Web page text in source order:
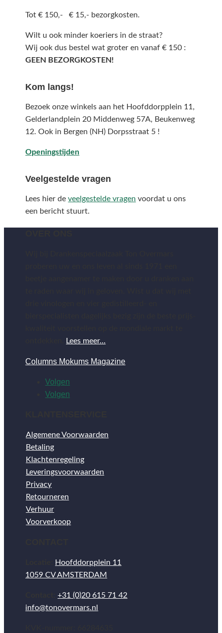
Tot € 150,- € 15,- bezorgkosten.
Wilt u ook minder koeriers in de straat?
Wij ook dus bestel wat groter en vanaf € 150 :
GEEN BEZORGKOSTEN!
Kom langs!
Bezoek onze winkels aan het Hoofddorpplein 11,
Gelderlandplein 20 Middenweg 57A, Beukenweg
12.Ook in Bergen (NH) Dorpsstraat 5 !
Openingstijden
Veelgestelde vragen
Lees hier deveelgestelde vragen voordat u ons
een bericht stuurt.
Lees meer…
Columns Mokums Magazine
Volgen
Volgen
Algemene Voorwaarden
Betaling
Klachtenregeling
Leveringsvoorwaarden
Privacy
Retourneren
Verhuur
Voorverkoop
Hoofddorpplein 11
1059 CV AMSTERDAM
+31 (0)20 615 71 42
info@tonovermars.nl